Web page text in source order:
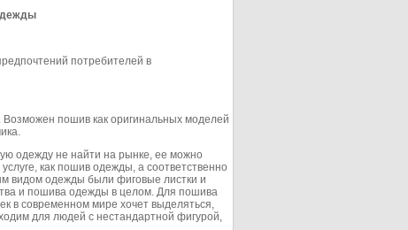
потребителей в
Возможен пошив как оригинальных моделей
одежду не найти на рынке, ее можно
как пошив одежды, а соответственно
видом одежды были фиговые листки и
и пошива одежды в целом. Для пошива
в современном мире хочет выделяться,
для людей с нестандартной фигурой,